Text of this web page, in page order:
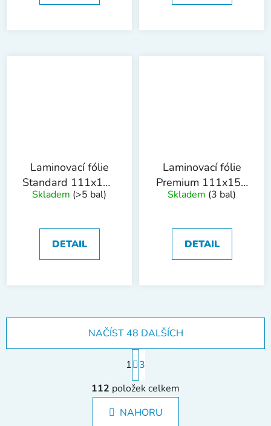
Laminovací fólie
Standard 111x154
mm, 125mic,100ks
Skladem (>5 bal)
DETAIL
Laminovací fólie
Premium 111x154
mm, 125mic,
Skladem (3 bal)
DETAIL
O
v
l
á
NAČÍST 48 DALŠÍCH
S
t
r
á
n
k
1
3
112 položek celkem
NAHORU